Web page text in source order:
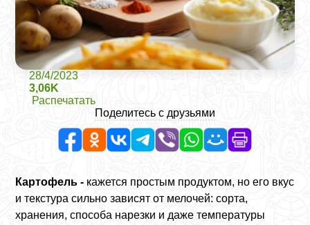
28/4/2023
3,06K
Распечатать
Поделитесь с друзьями
Картофель - кажется простым продуктом, но его вкус
и текстура сильно зависят от мелочей: сорта,
хранения, способа нарезки и даже температуры